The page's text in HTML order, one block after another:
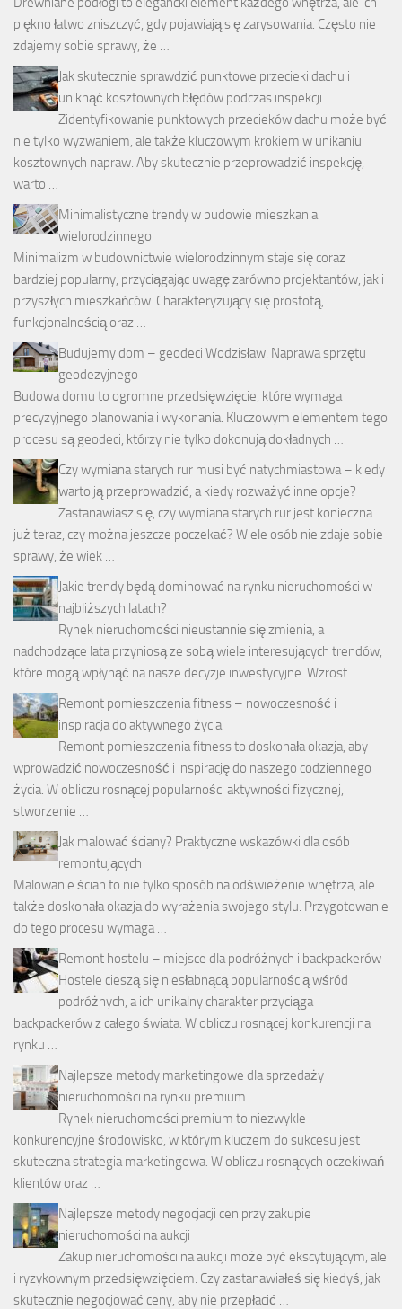
piękno łatwo zniszczyć, gdy pojawiają się zarysowania. Często nie
zdajemy sobie sprawy, że …
Jak skutecznie sprawdzić punktowe przecieki dachu i
uniknąć kosztownych błędów podczas inspekcji
Zidentyfikowanie punktowych przecieków dachu może być
nie tylko wyzwaniem, ale także kluczowym krokiem w unikaniu
kosztownych napraw. Aby skutecznie przeprowadzić inspekcję,
warto …
Minimalistyczne trendy w budowie mieszkania
wielorodzinnego
Minimalizm w budownictwie wielorodzinnym staje się coraz
bardziej popularny, przyciągając uwagę zarówno projektantów, jak i
przyszłych mieszkańców. Charakteryzujący się prostotą,
funkcjonalnością oraz …
Budujemy dom – geodeci Wodzisław. Naprawa sprzętu
geodezyjnego
Budowa domu to ogromne przedsięwzięcie, które wymaga
precyzyjnego planowania i wykonania. Kluczowym elementem tego
procesu są geodeci, którzy nie tylko dokonują dokładnych …
Czy wymiana starych rur musi być natychmiastowa – kiedy
warto ją przeprowadzić, a kiedy rozważyć inne opcje?
Zastanawiasz się, czy wymiana starych rur jest konieczna
już teraz, czy można jeszcze poczekać? Wiele osób nie zdaje sobie
sprawy, że wiek …
Jakie trendy będą dominować na rynku nieruchomości w
najbliższych latach?
Rynek nieruchomości nieustannie się zmienia, a
nadchodzące lata przyniosą ze sobą wiele interesujących trendów,
które mogą wpłynąć na nasze decyzje inwestycyjne. Wzrost …
Remont pomieszczenia fitness – nowoczesność i
inspiracja do aktywnego życia
Remont pomieszczenia fitness to doskonała okazja, aby
wprowadzić nowoczesność i inspirację do naszego codziennego
życia. W obliczu rosnącej popularności aktywności fizycznej,
stworzenie …
Jak malować ściany? Praktyczne wskazówki dla osób
remontujących
Malowanie ścian to nie tylko sposób na odświeżenie wnętrza, ale
także doskonała okazja do wyrażenia swojego stylu. Przygotowanie
do tego procesu wymaga …
Remont hostelu – miejsce dla podróżnych i backpackerów
Hostele cieszą się niesłabnącą popularnością wśród
podróżnych, a ich unikalny charakter przyciąga
backpackerów z całego świata. W obliczu rosnącej konkurencji na
rynku …
Najlepsze metody marketingowe dla sprzedaży
nieruchomości na rynku premium
Rynek nieruchomości premium to niezwykle
konkurencyjne środowisko, w którym kluczem do sukcesu jest
skuteczna strategia marketingowa. W obliczu rosnących oczekiwań
klientów oraz …
Najlepsze metody negocjacji cen przy zakupie
nieruchomości na aukcji
Zakup nieruchomości na aukcji może być ekscytującym, ale
i ryzykownym przedsięwzięciem. Czy zastanawiałeś się kiedyś, jak
skutecznie negocjować ceny, aby nie przepłacić …